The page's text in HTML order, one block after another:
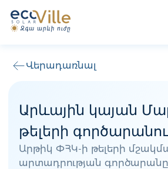
Վերադառնալ
Արևային կայան
թելերի
Արթիկ ՓՀԿ-ի թելերի
արտադրության գործարանը